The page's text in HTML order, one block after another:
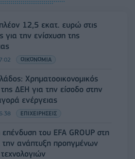
12,5 εκατ. ευρώ στις
για την ενίσχυση της
ΟΙΚΟΝΟΜΙΑ
Χρηματοοικονομικός
ΔΕΗ για την είσοδο στην
ενέργειας
ΕΠΙΧΕΙΡΗΣΕΙΣ
επένδυση του EFA GROUP στη
ανάπτυξη προηγμένων